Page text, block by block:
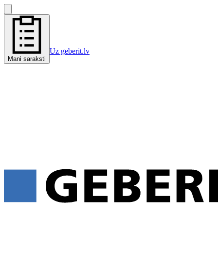
Mani saraksti
Uz geberit.lv